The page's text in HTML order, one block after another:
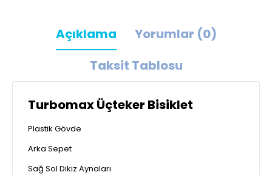
Açıklama
Yorumlar (0)
Taksit Tablosu
Turbomax Üçteker Bisiklet
Plastik Gövde
Arka Sepet
Sağ Sol Dikiz Aynaları